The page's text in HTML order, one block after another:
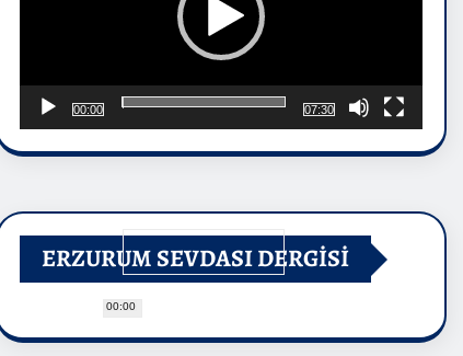
00:00
00:00
07:30
ERZURUM SEVDASI DERGİSİ